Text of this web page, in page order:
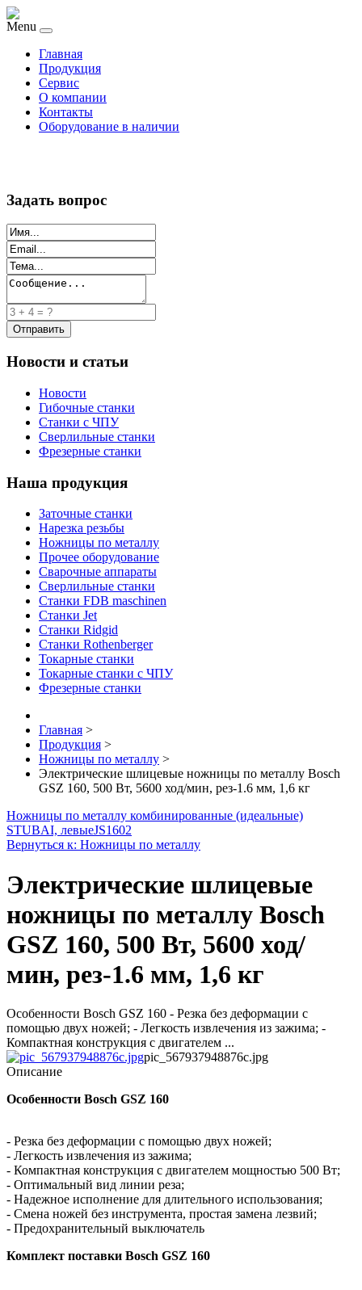
Menu
Главная
Продукция
Сервис
О компании
Контакты
Оборудование в наличии
Задать вопрос
Новости и статьи
Новости
Гибочные станки
Станки с ЧПУ
Сверлильные станки
Фрезерные станки
Наша продукция
Заточные станки
Нарезка резьбы
Ножницы по металлу
Прочее оборудование
Сварочные аппараты
Сверлильные станки
Станки FDB maschinen
Станки Jet
Станки Ridgid
Станки Rothenberger
Токарные станки
Токарные станки с ЧПУ
Фрезерные станки
Главная >
Продукция >
Ножницы по металлу >
Электрические шлицевые ножницы по металлу Bosch
GSZ 160, 500 Вт, 5600 ход/мин, рез-1.6 мм, 1,6 кг
Ножницы по металлу комбинированные (идеальные)
STUBAI, левыеJS1602
Вернуться к: Ножницы по металлу
Электрические шлицевые
ножницы по металлу Bosch
GSZ 160, 500 Вт, 5600 ход/
мин, рез-1.6 мм, 1,6 кг
Особенности Bosch GSZ 160 - Резка без деформации с
помощью двух ножей; - Легкость извлечения из зажима; -
Компактная конструкция с двигателем ...
pic_567937948876c.jpg
Описание
Особенности Bosch GSZ 160
- Резка без деформации с помощью двух ножей;
- Легкость извлечения из зажима;
- Компактная конструкция с двигателем мощностью 500 Вт;
- Оптимальный вид линии реза;
- Надежное исполнение для длительного использования;
- Смена ножей без инструмента, простая замена лезвий;
- Предохранительный выключатель
Комплект поставки Bosch GSZ 160